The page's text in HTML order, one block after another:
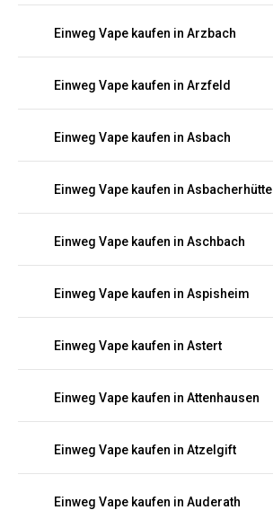
Einweg Vape kaufen in Arzbach
Einweg Vape kaufen in Arzfeld
Einweg Vape kaufen in Asbach
Einweg Vape kaufen in Asbacherhütte
Einweg Vape kaufen in Aschbach
Einweg Vape kaufen in Aspisheim
Einweg Vape kaufen in Astert
Einweg Vape kaufen in Attenhausen
Einweg Vape kaufen in Atzelgift
Einweg Vape kaufen in Auderath